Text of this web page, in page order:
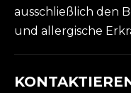
ausschließlich den
und allergische